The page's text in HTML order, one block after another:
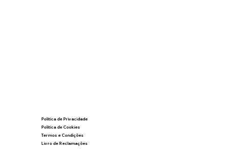
Política de Privacidade
Política de Cookies
Termos e Condições
Livro de Reclamações